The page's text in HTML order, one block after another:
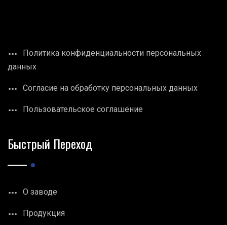
Политика конфиденциальности персональных
данных
Согласие на обработку персональных данных
Пользовательское соглашение
Быстрый Переход
О заводе
Продукция